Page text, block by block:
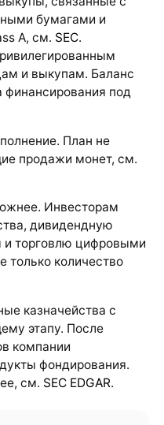
бумагами и
A, см. SEC.
и выкупам. Баланс
финансирования под
План не
продажи монет, см.
Инвесторам
дивидендную
и торговлю цифровыми
только количество
казначейства с
этапу. После
компании
фондирования.
см. SEC EDGAR.